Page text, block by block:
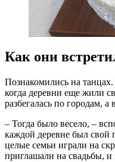
Как они
Познакомились на
когда деревни еще жили
разбегалась по городам,
– Тогда было весело, –
каждой деревне был свой
целые семьи играли на
приглашали на свадьбы,